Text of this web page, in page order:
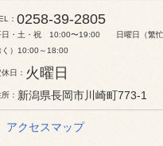
0258-39-2805
日・土・祝 10:00〜19:00 日曜日（繁忙
く）10:00～18:00
日 火曜日
所 新潟県長岡市川崎町773-1
アクセスマップ